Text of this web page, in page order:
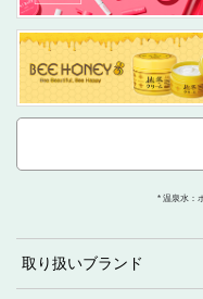
* 温泉水：
取り扱いブランド